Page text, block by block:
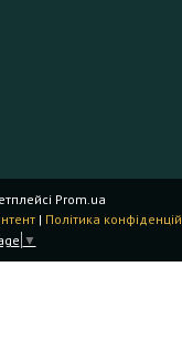
Prom.ua
| Політика
▼